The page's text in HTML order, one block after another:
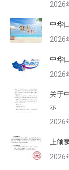
2026
中华
2026
中华
2026
关于
示
2026
上颌
2026